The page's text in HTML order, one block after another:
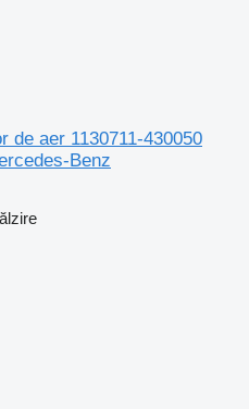
de aer 1130711-430050
Benz